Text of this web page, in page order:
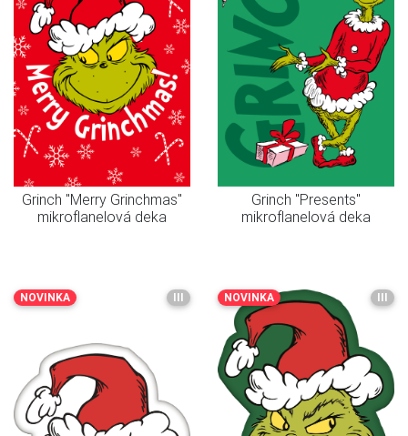
Grinch "Merry Grinchmas"
mikroflanelová deka
Grinch "Presents"
mikroflanelová deka
NOVINKA III NOVINKA III